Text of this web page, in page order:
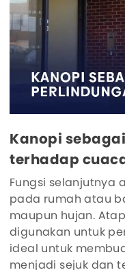
Kanopi
terhadap
Fungsi selanjutnya
pada rumah atau
maupun hujan.
digunakan untuk
ideal untuk
menjadi sejuk dan